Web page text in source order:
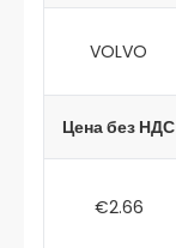
VOLVO
Цена без НДС
€2.66